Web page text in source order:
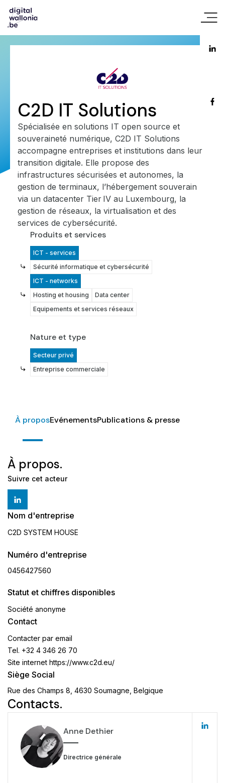
C2D IT Solutions
Spécialisée en solutions IT open source et
souveraineté numérique, C2D IT Solutions
accompagne entreprises et institutions dans leur
transition digitale. Elle propose des
infrastructures sécurisées et autonomes, la
gestion de terminaux, l’hébergement souverain
via un datacenter Tier IV au Luxembourg, la
gestion de réseaux, la virtualisation et des
services de cybersécurité.
Produits et services
ICT - services
Sécurité informatique et cybersécurité
ICT - networks
Hosting et housing
Data center
Equipements et services réseaux
Nature et type
Secteur privé
Entreprise commerciale
À proposEvénementsPublications & presse
À propos.
Suivre cet acteur
Nom d'entreprise
C2D SYSTEM HOUSE
Numéro d'entreprise
0456427560
Statut et chiffres disponibles
Société anonyme
Contact
Contacter par email
Tel. +32 4 346 26 70
Site internet https://www.c2d.eu/
Siège Social
Rue des Champs 8, 4630 Soumagne, Belgique
Contacts.
Anne Dethier
Directrice générale